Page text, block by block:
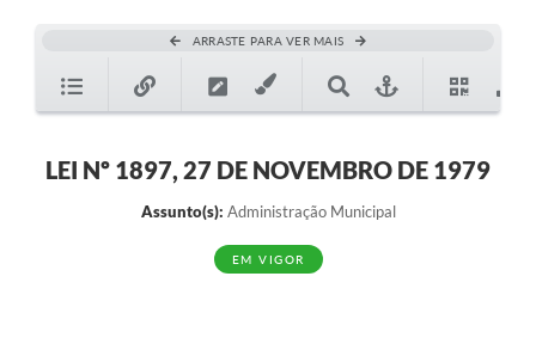
Coronavírus
Serviços Online
ARRASTE PARA VER MAIS
LEI Nº 1897, 27 DE NOVEMBRO DE 1979
Assunto(s): Administração Municipal
EM VIGOR